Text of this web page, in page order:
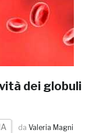
dei globuli
da Valeria Magni